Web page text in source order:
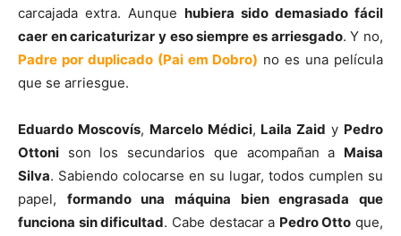
carcajada extra. Aunque hubiera sido demasiado fácil
caer en caricaturizar y eso siempre es arriesgado. Y no,
Padre por duplicado (Pai em Dobro) no es una película
que se arriesgue.
Eduardo Moscovís, Marcelo Médici, Laila Zaid y Pedro
Ottoni son los secundarios que acompañan a Maisa
Silva. Sabiendo colocarse en su lugar, todos cumplen su
papel, formando una máquina bien engrasada que
funciona sin dificultad. Cabe destacar a Pedro Otto que,